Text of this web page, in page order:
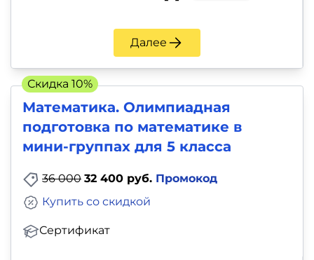
Далее
Математика. Олимпиадная
подготовка по математике в
мини-группах для 5 класса
36 000 32 400 руб. Промокод
Сертификат
Купить со скидкой
Скидка 10%